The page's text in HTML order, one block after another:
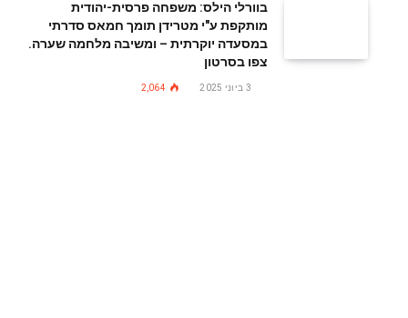
בוורלי הילס: משפחה פרסית-יהודית
מותקפת ע"י מטרידן תומך חמאס סדרתי
במסעדה יוקרתית – ומשיבה מלחמה שערה.
צפו בסרטון
3 ביוני 2025 2,064